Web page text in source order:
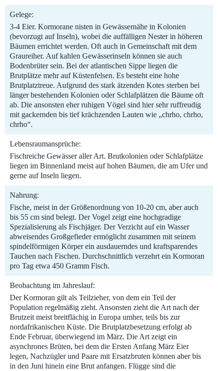
Gelege:
3-4 Eier. Kormorane nisten in Gewässernähe in Kolonien
(bevorzugt auf Inseln), wobei die auffälligen Nester in höheren
Bäumen errichtet werden. Oft auch in Gemeinschaft mit dem
Graureiher. Auf kahlen Gewässerinseln können sie auch
Bodenbrüter sein. Bei der atlantischen Sippe liegen die
Brutplätze mehr auf Küstenfelsen. Es besteht eine hohe
Brutplatztreue. Aufgrund des stark ätzenden Kotes sterben bei
länger bestehenden Kolonien oder Schlafplätzen die Bäume oft
ab. Die ansonsten eher ruhigen Vögel sind hier sehr ruffreudig
mit gackernden bis tief krächzenden Lauten wie „chrho, chrho,
chrho“.
Lebensraumansprüche:
Fischreiche Gewässer aller Art. Brutkolonien oder Schlafplätze
liegen im Binnenland meist auf hohen Bäumen, die am Ufer und
gerne auf Inseln liegen.
Nahrung:
Fische, meist in der Größenordnung von 10-20 cm, aber auch
bis 55 cm sind belegt. Der Vogel zeigt eine hochgradige
Spezialisierung als Fischjäger. Der Verzicht auf ein Wasser
abweisendes Großgefieder ermöglicht zusammen mit seinem
spindelförmigen Körper ein ausdauerndes und kraftsparendes
Tauchen nach Fischen. Durchschnittlich verzehrt ein Kormoran
pro Tag etwa 450 Gramm Fisch.
Beobachtung im Jahreslauf:
Der Kormoran gilt als Teilzieher, von dem ein Teil der
Population regelmäßig zieht. Ansonsten zieht die Art nach der
Brutzeit meist breitflächig in Europa umher, teils bis zur
nordafrikanischen Küste. Die Brutplatzbesetzung erfolgt ab
Ende Februar, überwiegend im März. Die Art zeigt ein
asynchrones Brüten, bei dem die Ersten Anfang März Eier
legen, Nachzügler und Paare mit Ersatzbruten können aber bis
in den Juni hinein eine Brut anfangen. Flügge sind die